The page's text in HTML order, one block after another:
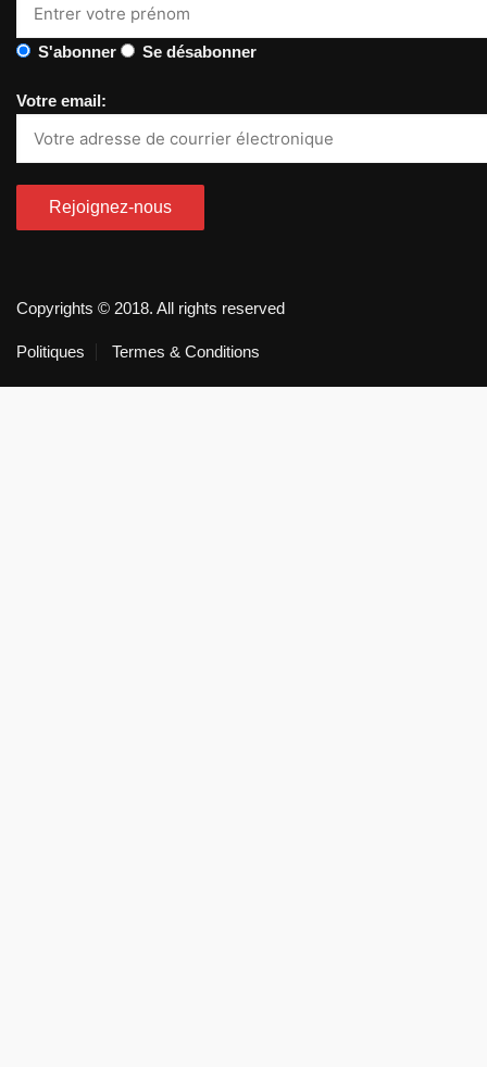
S'abonner Se désabonner
Votre email:
Copyrights © 2018. All rights reserved
Politiques Termes & Conditions